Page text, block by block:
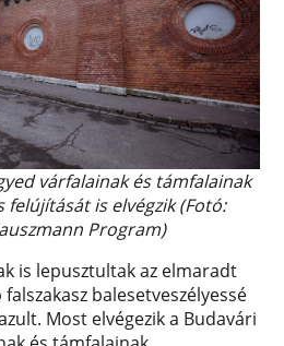
várfalainak és támfalainak
felújítását is elvégzik (Fotó:
Program)
is lepusztultak az elmaradt
balesetveszélyessé
Most elvégezik a Budavári